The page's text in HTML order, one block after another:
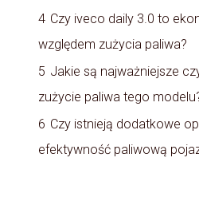
4 Czy iveco daily 3.0 to
względem zużycia paliwa?
5 Jakie są najważniejsze
zużycie paliwa tego
6 Czy istnieją dodatkowe
efektywność paliwową